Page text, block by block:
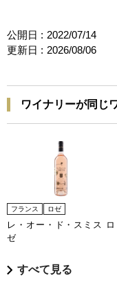
公開日 : 2022/07/14
更新日 : 2026/08/06
ワイナリーが同じ
フランス ロゼ
レ・オー・ド・スミス ロ
ゼ
すべて見る